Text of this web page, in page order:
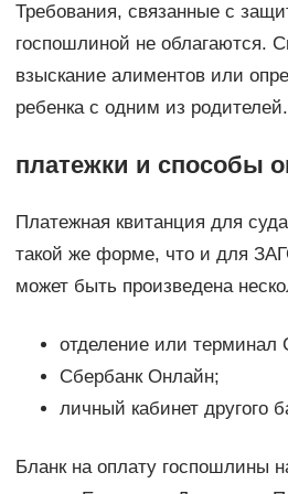
Требования, связанные с
госпошлиной не облагаются.
взыскание алиментов или
ребенка с одним из родителей.
платежки и способы
Платежная квитанция для
такой же форме, что и для
может быть произведена
отделение или терминал
Сбербанк Онлайн;
личный кабинет другого
Бланк на оплату госпошлины